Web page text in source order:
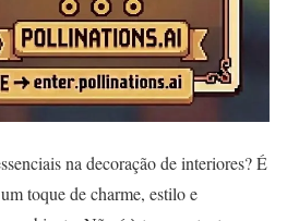
na decoração de interiores? É
toque de charme, estilo e